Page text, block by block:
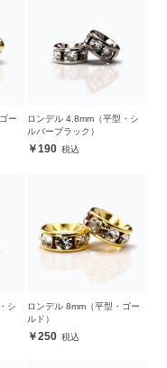
ー
ロンデル 4.8mm（平型・シ
ルバーブラック）
190
シ
ロンデル 8mm（平型・ゴー
ルド）
250